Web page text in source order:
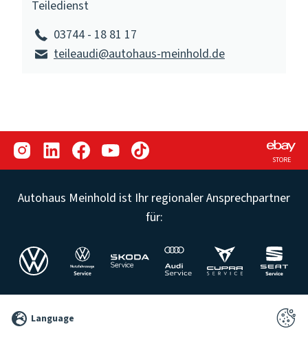
Teiledienst
03744 - 18 81 17
teileaudi@autohaus-meinhold.de
STORE
Autohaus Meinhold ist Ihr regionaler Ansprechpartner
für:
2026 Language